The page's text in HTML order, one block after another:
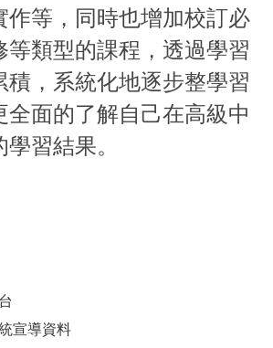
作等，同時也增加校訂必
等類型的課程，透過學習
積，系統化地逐步整學習
全面的了解自己在高級中
習結果。
宣導資料